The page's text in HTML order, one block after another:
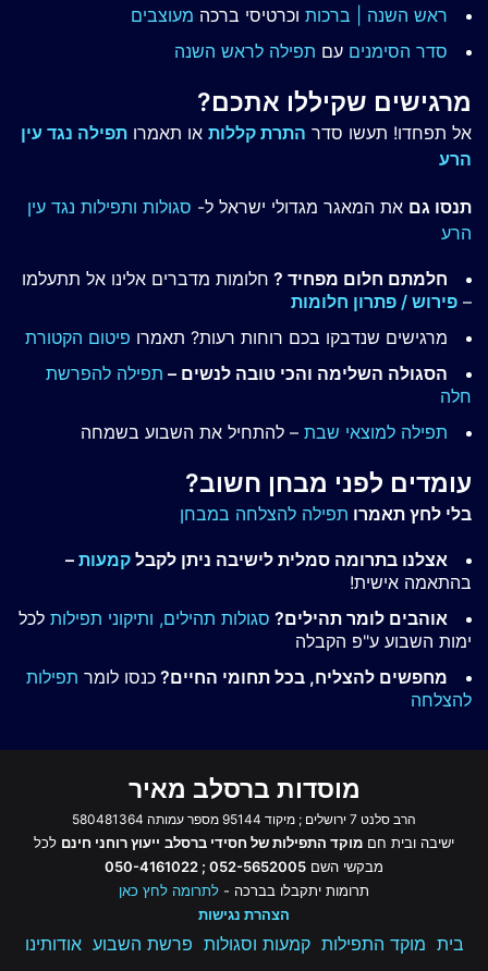
ראש השנה | ברכות וכרטיסי ברכה מעוצבים
סדר הסימנים עם תפילה לראש השנה
מרגישים שקיללו אתכם?
אל תפחדו! תעשו סדר התרת קללות או תאמרו תפילה נגד עין
הרע
תנסו גם את המאגר מגדולי ישראל ל- סגולות ותפילות נגד עין
הרע
חלמתם חלום מפחיד ? חלומות מדברים אלינו אל תתעלמו
– פירוש / פתרון חלומות
מרגישים שנדבקו בכם רוחות רעות? תאמרו פיטום הקטורת
הסגולה השלימה והכי טובה לנשים – תפילה להפרשת
חלה
תפילה למוצאי שבת – להתחיל את השבוע בשמחה
עומדים לפני מבחן חשוב?
בלי לחץ תאמרו תפילה להצלחה במבחן
אצלנו בתרומה סמלית לישיבה ניתן לקבל קמעות –
בהתאמה אישית!
אוהבים לומר תהילים? סגולות תהילים, ותיקוני תפילות לכל
ימות השבוע ע"פ הקבלה
מחפשים להצליח, בכל תחומי החיים? כנסו לומר תפילות
להצלחה
מוסדות ברסלב מאיר
הרב סלנט 7 ירושלים ; מיקוד 95144 מספר עמותה 580481364
ישיבה ובית חם מוקד התפילות של חסידי ברסלב ייעוץ רוחני חינם לכל
מבקשי השם 052-5652005 ; 050-4161022
תרומות יתקבלו בברכה - לתרומה לחץ כאן
הצהרת נגישות
בית מוקד התפילות קמעות וסגולות פרשת השבוע אודותינו